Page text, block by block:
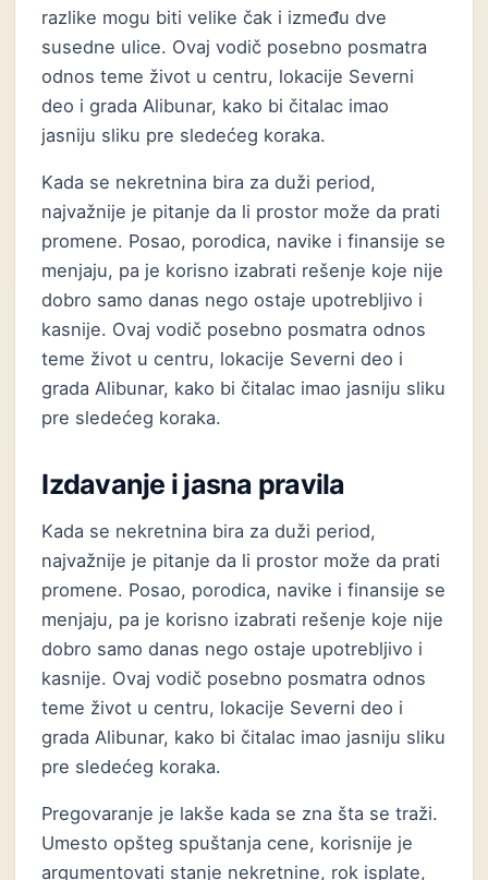
razlike mogu biti velike čak i između dve
susedne ulice. Ovaj vodič posebno posmatra
odnos teme život u centru, lokacije Severni
deo i grada Alibunar, kako bi čitalac imao
jasniju sliku pre sledećeg koraka.
Kada se nekretnina bira za duži period,
najvažnije je pitanje da li prostor može da prati
promene. Posao, porodica, navike i finansije se
menjaju, pa je korisno izabrati rešenje koje nije
dobro samo danas nego ostaje upotrebljivo i
kasnije. Ovaj vodič posebno posmatra odnos
teme život u centru, lokacije Severni deo i
grada Alibunar, kako bi čitalac imao jasniju sliku
pre sledećeg koraka.
Izdavanje i jasna pravila
Kada se nekretnina bira za duži period,
najvažnije je pitanje da li prostor može da prati
promene. Posao, porodica, navike i finansije se
menjaju, pa je korisno izabrati rešenje koje nije
dobro samo danas nego ostaje upotrebljivo i
kasnije. Ovaj vodič posebno posmatra odnos
teme život u centru, lokacije Severni deo i
grada Alibunar, kako bi čitalac imao jasniju sliku
pre sledećeg koraka.
Pregovaranje je lakše kada se zna šta se traži.
Umesto opšteg spuštanja cene, korisnije je
argumentovati stanje nekretnine, rok isplate,